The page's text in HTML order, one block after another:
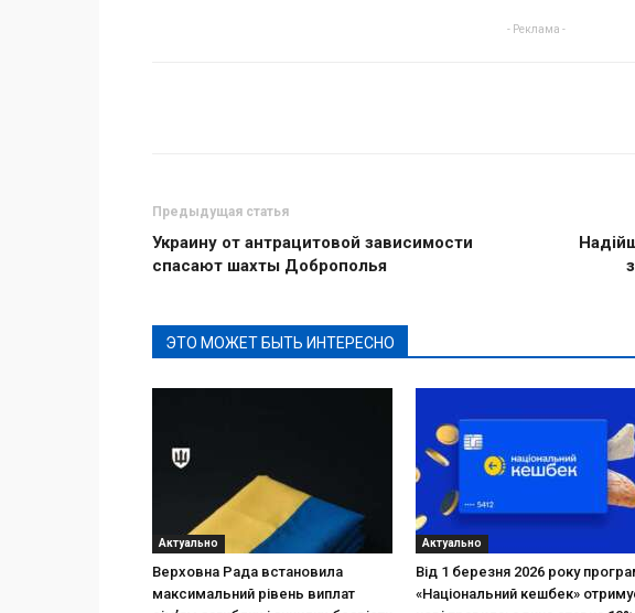
- Реклама -
Предыдущая статья
Украину от антрацитовой зависимости
спасают шахты Доброполья
ЭТО МОЖЕТ БЫТЬ ИНТЕРЕСНО
Актуально
Верховна Рада встановила
максимальний рівень виплат
Актуально
Від 1 березня 2026 року
«Національний кешбек»